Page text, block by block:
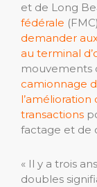
et de Long
fédérale
demander
au terminal
mouvements
camionnage
l’amélioration
transactions
factage et de
« Il y a trois
doubles